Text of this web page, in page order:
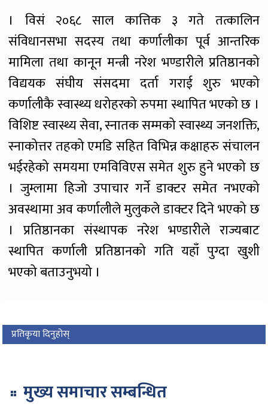
। विसं २०६८ साल कात्तिक ३ गते तत्कालिन
संविधानसभा सदस्य तथा कर्णालीका पूर्व आन्तरिक
मामिला तथा कानून मन्त्री नरेश भण्डारीले प्रतिष्ठानको
विद्ययक संघीय संसदमा दर्ता गराई शुरु भएको
कर्णालीकै स्वास्थ्य धरोहरको रुपमा स्थापित भएको छ ।
विशिष्ट स्वास्थ्य सेवा, स्नातक सम्मको स्वास्थ्य जनशक्ति,
स्नाकोत्तर तहको एमडि सहित विभिन्न कक्षाहरु संचालन
भईरहेको समयमा एमविविएस समेत शुरु हुने भएको छ
। जुम्लामा हिजो उपाचार गर्ने डाक्टर समेत नभएको
अवस्थामा अव कर्णालीले मुलुकले डाक्टर दिने भएको छ
। प्रतिष्ठानका संस्थापक नरेश भण्डारीले राज्यबाट
स्थापित कर्णाली प्रतिष्ठानको गति यहाँ पुग्दा खुशी
भएको बताउनुभयो ।
प्रतिकृया दिनुहोस्
मुख्य समाचार सम्बन्धित